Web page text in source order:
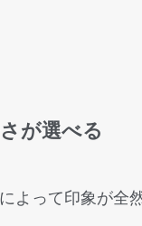
が選べる
よって印象が全